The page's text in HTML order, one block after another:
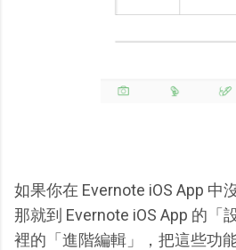
如果你在 Evernote iOS App 中
那就到 Evernote iOS App 的「
裡的「進階編輯」，把這些功